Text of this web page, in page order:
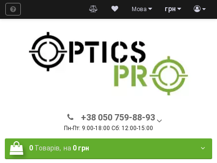
грн
Мова
+38 050 759-88-93
Пн-Пт: 9:00-18:00 Сб: 12:00-15:00
0 Товарів, на 0 грн